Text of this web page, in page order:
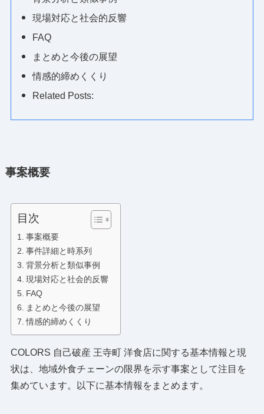
現場対応と社会的反響
FAQ
まとめと今後の展望
情感的締めくくり
Related Posts:
事案概要
目次
事案概要
事件詳細と時系列
背景分析と類似事例
現場対応と社会的反響
FAQ
まとめと今後の展望
情感的締めくくり
COLORS 自己破産 王寺町 洋食店に関する基本情報と現
状は、地域外食チェーンの限界を示す事案として注目を
集めています。以下に基本情報をまとめます。